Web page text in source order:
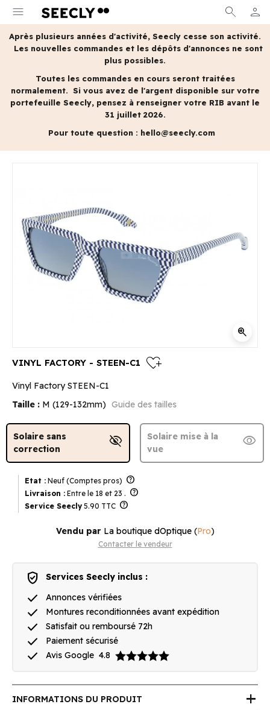
menu search person
MON
Après plusieurs années d'activité, Seecly cesse son activité.
Les nouvelles commandes et les dépôts d'annonces ne sont
plus possibles.
Toutes les commandes en cours seront traitées
normalement. Si vous avez de l'argent disponible sur votre
portefeuille Seecly, pensez à renseigner votre RIB avant le
31 juillet 2026.
Pour toute question : hello@seecly.com
zoom_in
VINYL FACTORY - STEEN-C1 heart_plus
Vinyl Factory STEEN-C1
Taille : M (129-132mm) Guide des tailles
Solaire sans
correction
visibility_off
Solaire mise à la
vue
visibility
Etat : Neuf (Comptes pros) help
Livraison : Entre le 18 et 23 . help
Service Seecly 5.90 TTC help
Vendu par La boutique dOptique(Pro)
Contacter le vendeur
verified_user Services Seecly inclus :
done Annonces vérifiées
done Montures reconditionnées avant expédition
done Satisfait ou remboursé 72h
done Paiement sécurisé
done Avis Google 4.8
INFORMATIONS DU PRODUIT add